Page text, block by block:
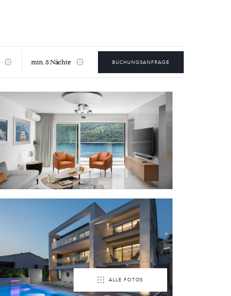
min. 5 Nächte BUCHUNGSANFRAGE
ALLE FOTOS